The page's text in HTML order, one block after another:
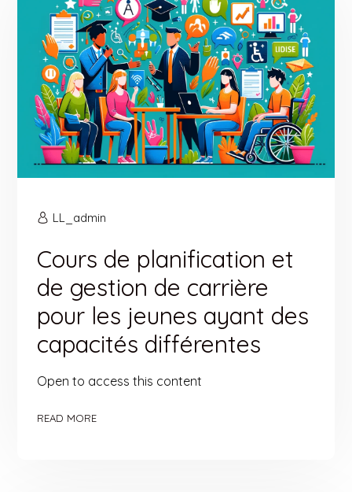
LL_admin
Cours de planification et
de gestion de carrière
pour les jeunes ayant des
capacités différentes
Open to access this content
READ MORE